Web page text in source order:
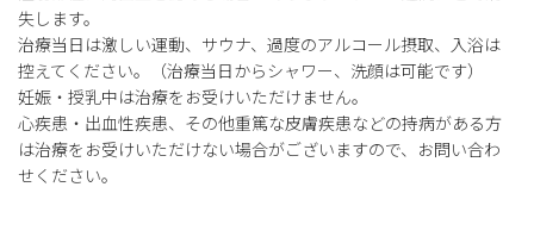
失します。
治療当日は激しい運動、サウナ、過度のアルコール摂取、入浴は
控えてください。（治療当日からシャワー、洗顔は可能です）
妊娠・授乳中は治療をお受けいただけません。
心疾患・出血性疾患、その他重篤な皮膚疾患などの持病がある方
は治療をお受けいただけない場合がございますので、お問い合わ
せください。